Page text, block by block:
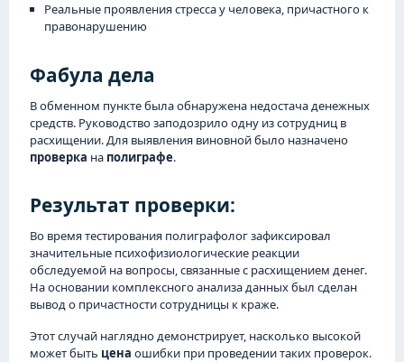
Реальные проявления стресса у человека, причастного к
правонарушению
Фабула дела
В обменном пункте была обнаружена недостача денежных
средств. Руководство заподозрило одну из сотрудниц в
расхищении. Для выявления виновной было назначено
проверка на полиграфе.
Результат проверки:
Во время тестирования полиграфолог зафиксировал
значительные психофизиологические реакции
обследуемой на вопросы, связанные с расхищением денег.
На основании комплексного анализа данных был сделан
вывод о причастности сотрудницы к краже.
Этот случай наглядно демонстрирует, насколько высокой
может быть цена ошибки при проведении таких проверок.